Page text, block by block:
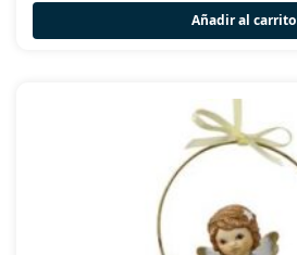
Añadir al carrito